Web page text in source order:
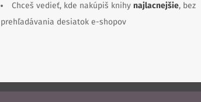
Chceš vedieť, kde nakúpiš knihy najlacnejšie, bez
prehľadávania desiatok e-shopov